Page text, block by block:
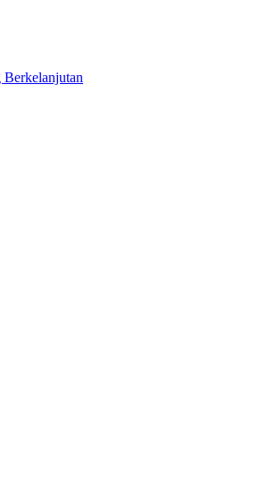
Berkelanjutan